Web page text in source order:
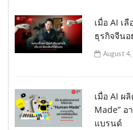
เมื่อ AI เ
ธุรกิจจีน
August
เมื่อ AI ผ
Made” อ
แบรนด์